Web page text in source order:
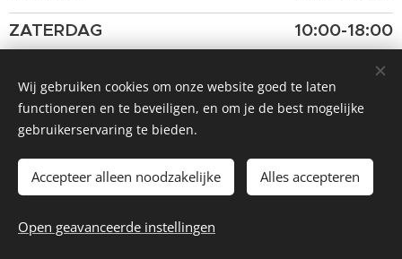
ZATERDAG
10:00-18:00
gesloten
© 2026 La Piccola Cantina
Website bydry.media
Wij gebruiken cookies om onze website goed te laten
functioneren en te beveiligen, en om je de best mogelijke
gebruikerservaring te bieden.
Accepteer alleen noodzakelijke Alles accepteren
Open geavanceerde instellingen